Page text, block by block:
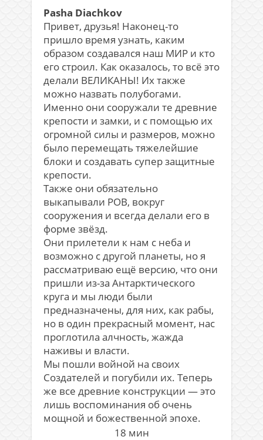
Pasha Diachkov
Привет, друзья! Наконец-то
пришло время узнать, каким
образом создавался наш МИР и кто
его строил. Как оказалось, то всё это
делали ВЕЛИКАНЫ! Их также
можно назвать полубогами.
Именно они сооружали те древние
крепости и замки, и с помощью их
огромной силы и размеров, можно
было перемещать тяжелейшие
блоки и создавать супер защитные
крепости.
Также они обязательно
выкапывали РОВ, вокруг
сооружения и всегда делали его в
форме звёзд.
Они прилетели к нам с неба и
возможно с другой планеты, но я
рассматриваю ещё версию, что они
пришли из-за Антарктического
круга и мы люди были
предназначены, для них, как рабы,
но в один прекрасный момент, нас
проглотила алчность, жажда
наживы и власти.
Мы пошли войной на своих
Создателей и погубили их. Теперь
же все древние конструкции — это
лишь воспоминания об очень
мощной и божественной эпохе.
18 мин